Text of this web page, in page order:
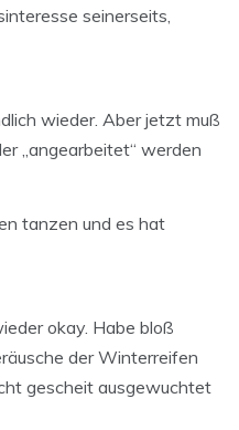
seinerseits,
wieder. Aber jetzt muß
„angearbeitet“ werden
tanzen und es hat
okay. Habe bloß
der Winterreifen
gescheit ausgewuchtet